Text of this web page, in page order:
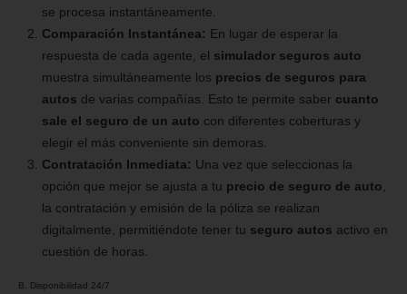
se procesa instantáneamente.
Comparación Instantánea: En lugar de esperar la
respuesta de cada agente, el simulador seguros auto
muestra simultáneamente los precios de seguros para
autos de varias compañías. Esto te permite saber cuanto
sale el seguro de un auto con diferentes coberturas y
elegir el más conveniente sin demoras.
Contratación Inmediata: Una vez que seleccionas la
opción que mejor se ajusta a tu precio de seguro de auto
la contratación y emisión de la póliza se realizan
digitalmente, permitiéndote tener tu seguro autos activo en
cuestión de horas.
B. Disponibilidad 24/7